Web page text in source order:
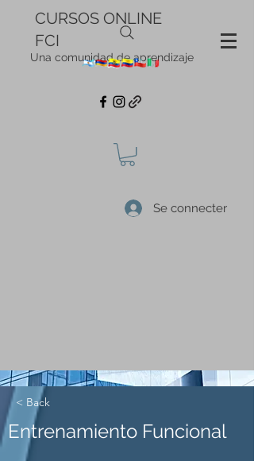
CURSOS ONLINE
FCI
Una comunidad de aprendizaje
Se connecter
< Back
Entrenamiento Funcional